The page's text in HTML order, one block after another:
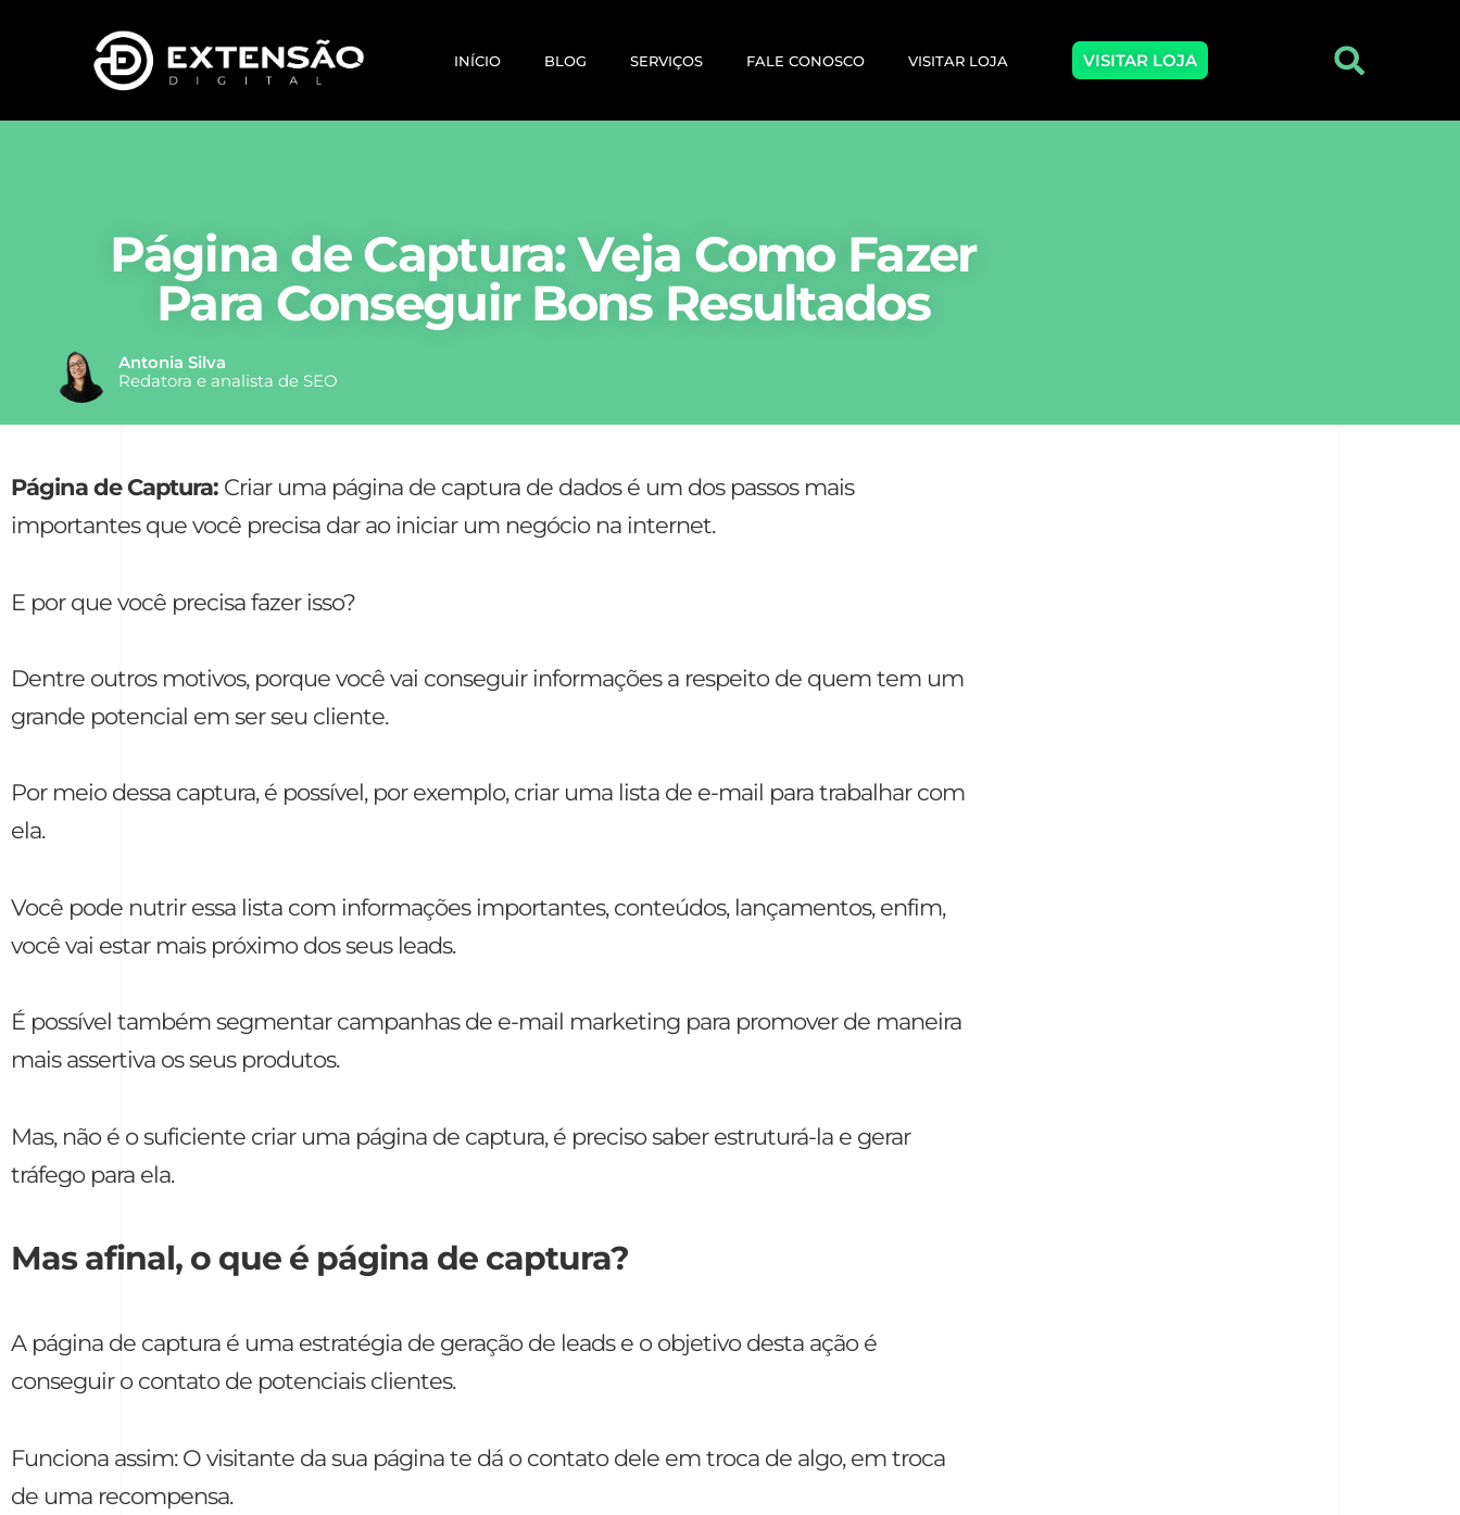
INÍCIO BLOG SERVIÇOS FALE CONOSCO VISITAR LOJA VISITAR LOJA
Página de Captura: Veja Como Fazer
Para Conseguir Bons Resultados
Antonia Silva
Redatora e analista de SEO
Página de Captura: Criar uma página de captura de dados é um dos passos mais
importantes que você precisa dar ao iniciar um negócio na internet.
E por que você precisa fazer isso?
Dentre outros motivos, porque você vai conseguir informações a respeito de quem tem um
grande potencial em ser seu cliente.
Por meio dessa captura, é possível, por exemplo, criar uma lista de e-mail para trabalhar com
ela.
Você pode nutrir essa lista com informações importantes, conteúdos, lançamentos, enfim,
você vai estar mais próximo dos seus leads.
É possível também segmentar campanhas de e-mail marketing para promover de maneira
mais assertiva os seus produtos.
Mas, não é o suficiente criar uma página de captura, é preciso saber estruturá-la e gerar
tráfego para ela.
Mas afinal, o que é página de captura?
A página de captura é uma estratégia de geração de leads e o objetivo desta ação é
conseguir o contato de potenciais clientes.
Funciona assim: O visitante da sua página te dá o contato dele em troca de algo, em troca
de uma recompensa.